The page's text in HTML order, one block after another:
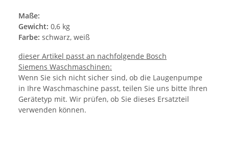
Maße:
Gewicht: 0,6 kg
Farbe: schwarz, weiß
dieser Artikel passt an nachfolgende Bosch
Siemens Waschmaschinen:
Wenn Sie sich nicht sicher sind, ob die Laugenpumpe
in Ihre Waschmaschine passt, teilen Sie uns bitte Ihren
Gerätetyp mit. Wir prüfen, ob Sie dieses Ersatzteil
verwenden können.